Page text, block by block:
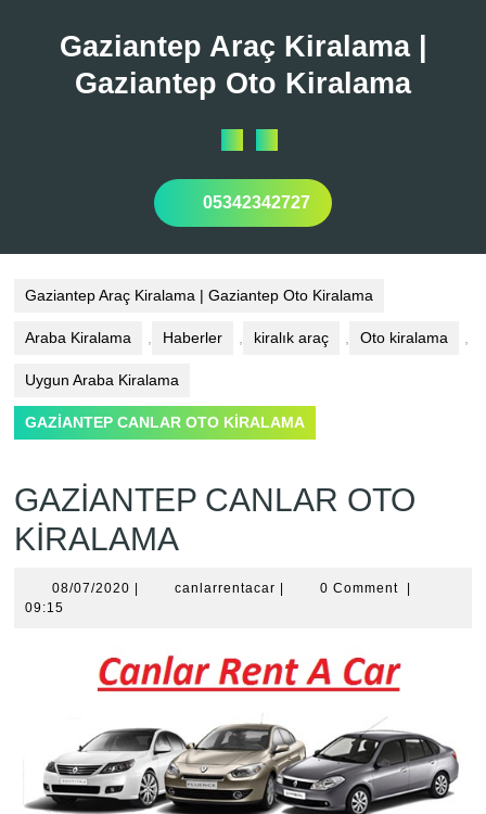
Gaziantep Araç Kiralama |
Gaziantep Oto Kiralama
Open
Button
05342342727
Gaziantep Araç Kiralama | Gaziantep Oto Kiralama
Araba Kiralama , Haberler , kiralık araç , Oto kiralama ,
Uygun Araba Kiralama
GAZİANTEP CANLAR OTO KİRALAMA
GAZİANTEP CANLAR OTO
KİRALAMA
08/07/2020 08/07/2020canlarrentacar canlarrentacar
0 Comment
09:15